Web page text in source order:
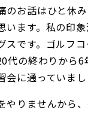
のお話はひと休
います。私の印
スです。ゴルフ
代の終わりから
に通っていまし
やりませんから